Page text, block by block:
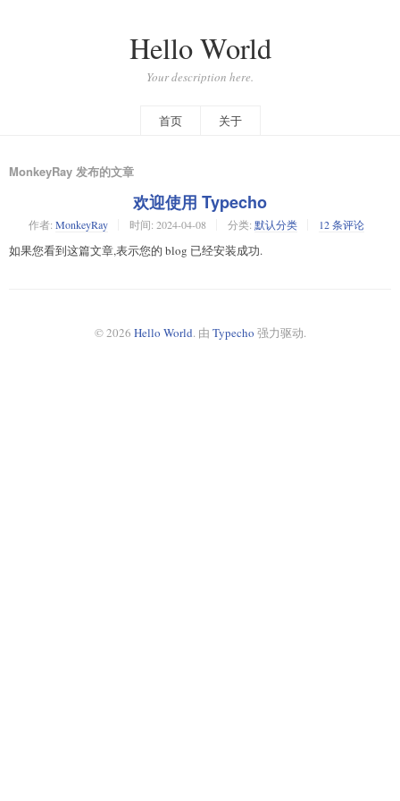
Hello World
Your description here.
首页 关于
MonkeyRay 发布的文章
欢迎使用 Typecho
作者: MonkeyRay 时间: 2024-04-08 分类: 默认分类 12 条评论
如果您看到这篇文章,表示您的 blog 已经安装成功.
© 2026 Hello World. 由 Typecho 强力驱动.